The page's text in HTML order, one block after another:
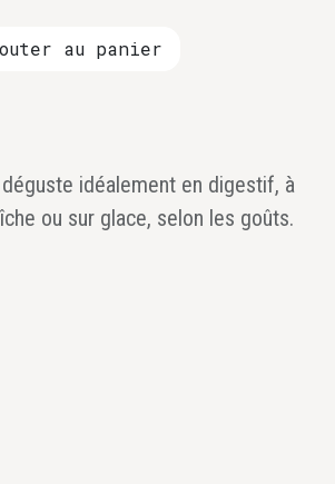
au panier
idéalement en digestif, à
ou sur glace, selon les goûts.